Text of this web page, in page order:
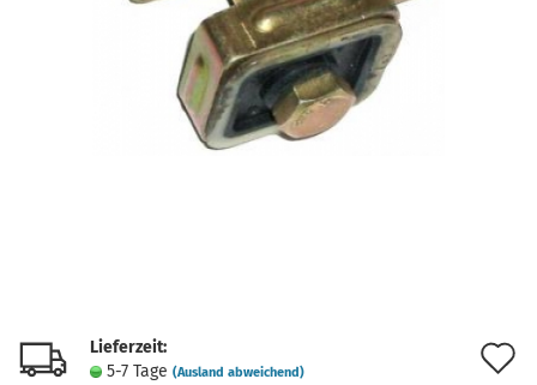
Lieferzeit:
5-7 Tage (Ausland abweichend)